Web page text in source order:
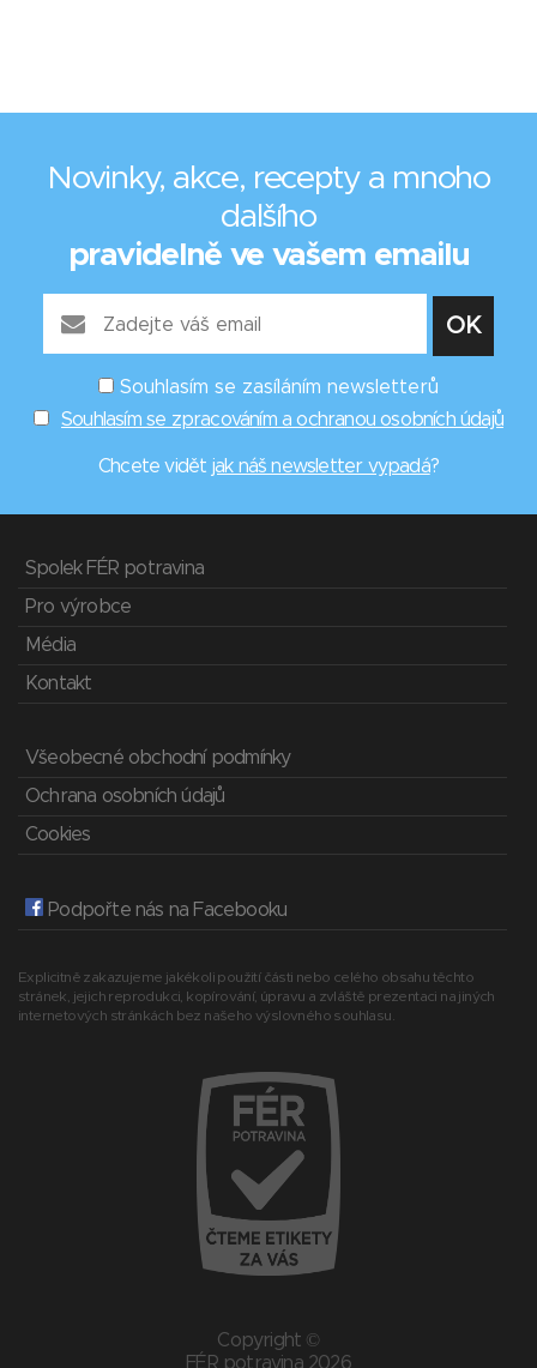
Novinky, akce, recepty a mnoho
dalšího
pravidelně ve vašem emailu
Souhlasím se zasíláním newsletterů
Souhlasím se zpracováním a ochranou osobních údajů
Chcete vidět jak náš newsletter vypadá?
Spolek FÉR potravina
Pro výrobce
Média
Kontakt
Všeobecné obchodní podmínky
Ochrana osobních údajů
Cookies
Podpořte nás na Facebooku
Explicitně zakazujeme jakékoli použití části nebo celého obsahu těchto
stránek, jejich reprodukci, kopírování, úpravu a zvláště prezentaci na jiných
internetových stránkách bez našeho výslovného souhlasu.
Copyright ©
FÉR potravina 2026